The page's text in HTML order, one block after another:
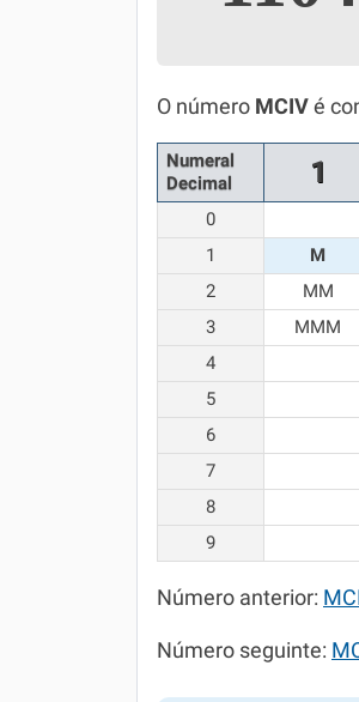
Química
Todos os Exercícios
O número MCIV é
Numeral
Decimal
1
0
1
M
2
MM
3
MMM
4
5
6
7
8
9
Número anterior:
Número seguinte: